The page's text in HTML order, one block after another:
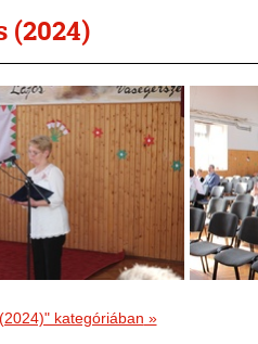
(2024)
kategóriában »